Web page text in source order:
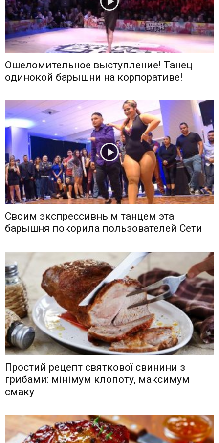
Ошеломительное выступление! Танец
одинокой барышни на корпоративе!
Своим экспрессивным танцем эта
барышня покорила пользователей Сети
Простий рецепт святкової свинини з
грибами: мінімум клопоту, максимум
смаку